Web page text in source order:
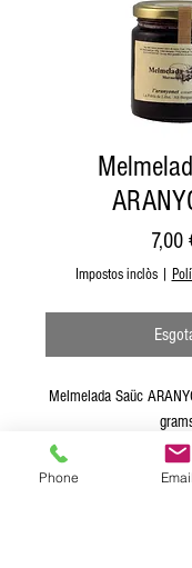
7,00
Impostos inclòs|
Melmelada Saüc
Phone Email